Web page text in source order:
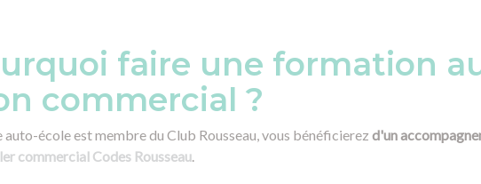
faire une formation
commercial ?
auto-école est membre du Club Rousseau, vous bénéficierez d'un
commercial Codes Rousseau.